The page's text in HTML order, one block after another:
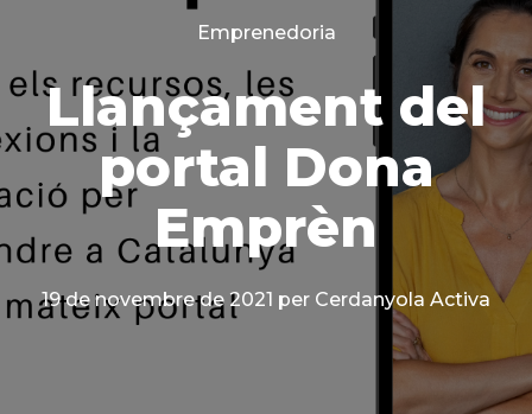
Categories
Emprenedoria
Llançament del
portal Dona
Emprèn
19 de novembre de 2021 per Cerdanyola Activa